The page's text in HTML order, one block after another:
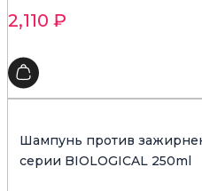
2,110 ₽
Шампунь против
серии BIOLOGICAL 250ml